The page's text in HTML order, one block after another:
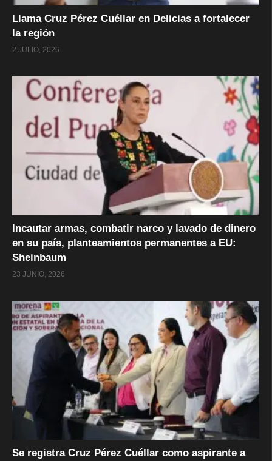
Llama Cruz Pérez Cuéllar en Delicias a fortalecer
la región
2 JULIO, 2026
Incautar armas, combatir narco y lavado de dinero
en su país, planteamientos permanentes a EU:
Sheinbaum
23 JUNIO, 2026
Se registra Cruz Pérez Cuéllar como aspirante a